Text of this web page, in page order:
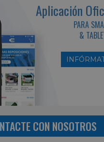
Aplicación
PARA
&
CON NOSOTROS